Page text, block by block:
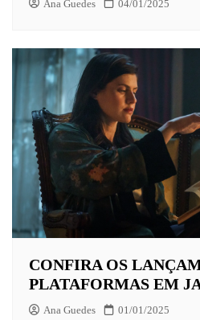
Ana Guedes 04/01/2025
CONFIRA OS
PLATAFORMAS EM
Ana Guedes 01/01/2025